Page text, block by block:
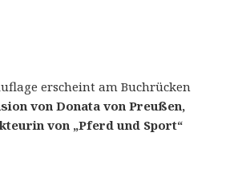
erscheint am Buchrücken
von Donata von Preußen,
von „Pferd und Sport“